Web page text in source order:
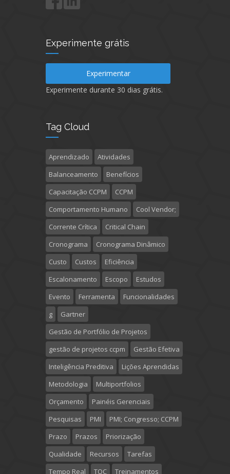
Experimente grátis
Experimentar
Experimente durante 30 dias grátis.
Tag Cloud
Aprendizado
Atividades
Balanceamento
Benefícios
Capacitação CCPM
CCPM
Comportamento Humano
Cool Vendor;
Corrente Crítica
Critical Chain
Cronograma
Cronograma Dinâmico
Custo
Custos
Eficiência
Escalonamento
Escopo
Estudos
Evento
Ferramenta
Funcionalidades
g
Gartner
Gestão de Portfólio de Projetos
gestão de projetos ccpm
Gestão Efetiva
Inteligência Preditiva
Lições Aprendidas
Metodologia
Multiportfolios
Orçamento
Painéis Gerenciais
Pesquisas
PMI
PMI; Congresso; CCPM
Prazo
Prazos
Priorização
Qualidade
Recursos
Tarefas
Tempo Real
TOC Treinamentos